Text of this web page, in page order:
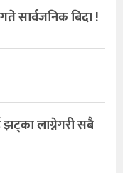
सार्वजनिक बिदा !
लाग्नेगरी सबै